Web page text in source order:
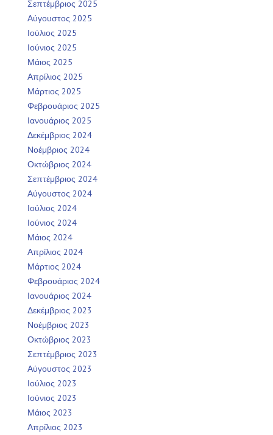
Σεπτέμβριος 2025
Αύγουστος 2025
Ιούλιος 2025
Ιούνιος 2025
Μάιος 2025
Απρίλιος 2025
Μάρτιος 2025
Φεβρουάριος 2025
Ιανουάριος 2025
Δεκέμβριος 2024
Νοέμβριος 2024
Οκτώβριος 2024
Σεπτέμβριος 2024
Αύγουστος 2024
Ιούλιος 2024
Ιούνιος 2024
Μάιος 2024
Απρίλιος 2024
Μάρτιος 2024
Φεβρουάριος 2024
Ιανουάριος 2024
Δεκέμβριος 2023
Νοέμβριος 2023
Οκτώβριος 2023
Σεπτέμβριος 2023
Αύγουστος 2023
Ιούλιος 2023
Ιούνιος 2023
Μάιος 2023
Απρίλιος 2023